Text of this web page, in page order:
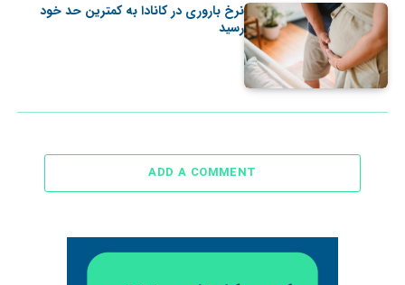
نرخ باروری در کانادا به کمترین حد خود
رسید
ADD A COMMENT